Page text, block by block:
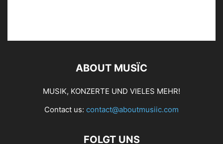
ABOUT MUSÏC
MUSIK, KONZERTE UND VIELES MEHR!
Contact us: contact@aboutmusiic.com
FOLGT UNS